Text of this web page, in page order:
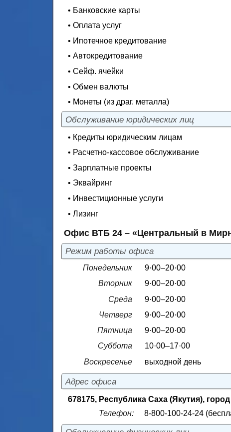
• Банковские карты
• Оплата услуг
• Ипотечное кредитование
• Автокредитование
• Сейф. ячейки
• Обмен валюты
• Монеты (из драг. металла)
Обслуживание юридических лиц
• Кредиты юридическим лицам
• Расчетно-кассовое обслуживание
• Зарплатные проекты
• Эквайринг
• Инвестиционные услуги
• Лизинг
Офис ВТБ 24 – «Центральный в
Режим работы офиса
Понедельник
9·00–20·00
Вторник
9·00–20·00
Среда
9·00–20·00
Четверг
9·00–20·00
Пятница
9·00–20·00
Суббота
10·00–17·00
Воскресенье
выходной день
Адрес офиса
678175, Республика Саха (Якутия),
Телефон:
8-800-100-24-24